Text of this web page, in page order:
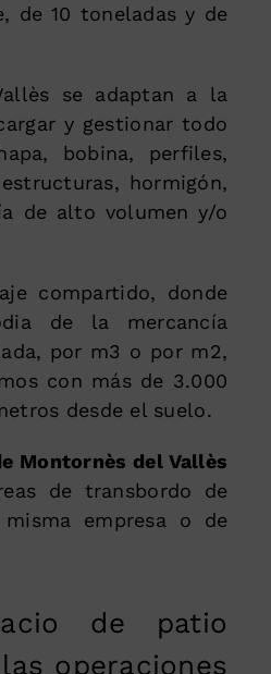
de 10 toneladas y de
se adaptan a la
y gestionar todo
bobina, perfiles,
hormigón,
de alto volumen y/o
compartido, donde
de la mercancía
por m3 o por m2,
con más de 3.000
desde el suelo.
Montornès del Vallès
de transbordo de
empresa o de
de patio
operaciones